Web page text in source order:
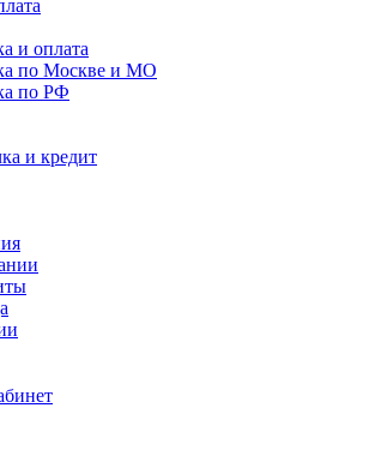
и оплата
по Москве и МО
по РФ
и кредит